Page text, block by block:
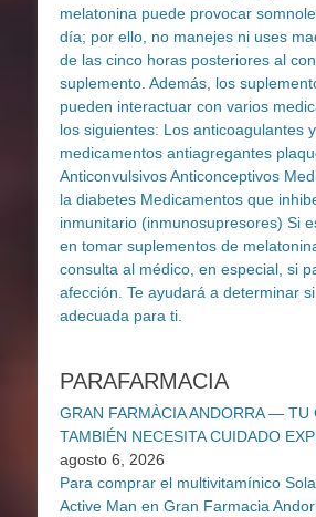
PARAFARMACIA
GRAN FARMÀCIA ANDORRA — TU
TAMBIÉN NECESITA CUIDADO
agosto 6, 2026
Para comprar el multivitamínico
Active Man en Gran Farmacia